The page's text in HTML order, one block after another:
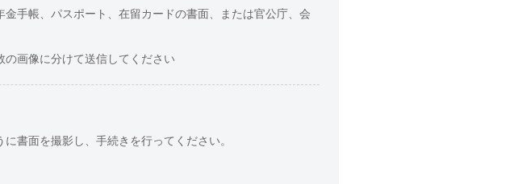
手帳、パスポート、在留カードの書面、または官公庁、会
画像に分けて送信してください
書面を撮影し、手続きを行ってください。